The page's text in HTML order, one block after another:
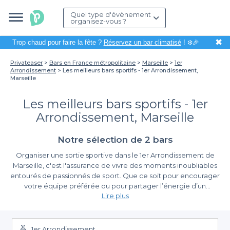
Quel type d'évènement
organisez-vous ?
Trop chaud pour faire la fête ? Réservez un bar climatisé! ❄️🎉 ✖
Privateaser Bars en France métropolitaine Marseille
1er
Arrondissement
Les meilleurs bars sportifs - 1er Arrondissement,
Marseille
Les meilleurs bars sportifs - 1er
Arrondissement, Marseille
Notre sélection de 2 bars
Organiser une sortie sportive dans le 1er Arrondissement de
Marseille, c'est l'assurance de vivre des moments inoubliables
entourés de passionnés de sport. Que ce soit pour encourager
votre équipe préférée ou pour partager l’énergie d’un
événement sportif majeur, les bars sportifs de ce quartier
des matchs.
Pourquoi choisir Privateaser pour votre événement
Lire plus